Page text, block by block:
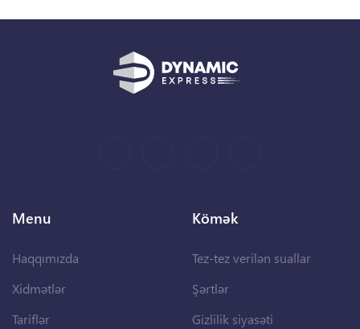
Menu
Haqqımızda
Xidmətlər
Tariflər
Kömək
Tez-tez verilən suallar
Şərtlər
Gizlilik siyasəti